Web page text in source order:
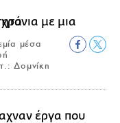
μέσα
Δομνίκη
έργα που